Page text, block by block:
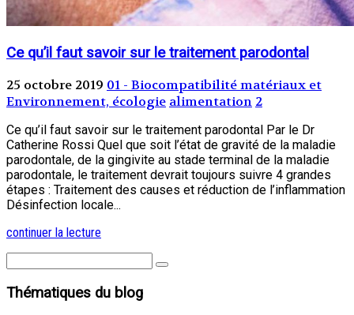
Ce qu’il faut savoir sur le traitement parodontal
25 octobre 2019 01 - Biocompatibilité matériaux et
Environnement, écologie alimentation 2
Ce qu’il faut savoir sur le traitement parodontal Par le Dr
Catherine Rossi Quel que soit l’état de gravité de la maladie
parodontale, de la gingivite au stade terminal de la maladie
parodontale, le traitement devrait toujours suivre 4 grandes
étapes : Traitement des causes et réduction de l’inflammation
Désinfection locale...
continuer la lecture
Thématiques du blog